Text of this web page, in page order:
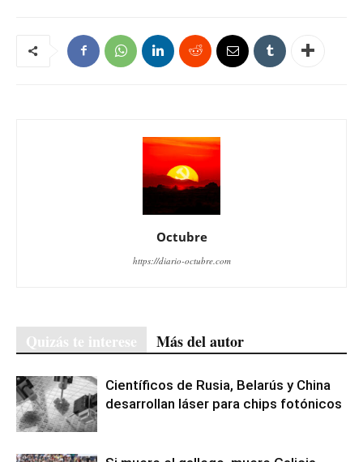
Octubre
https://diario-octubre.com
Quizás te interese Más del autor
Científicos de Rusia, Belarús y China
desarrollan láser para chips fotónicos